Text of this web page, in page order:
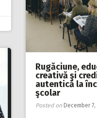
Rugăciune,
creativă şi
autentică la
şcolar
Posted on December 7,